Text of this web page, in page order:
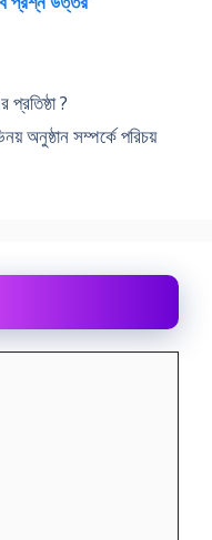
প্রতিষ্ঠা ?
অনুষ্ঠান সম্পর্কে পরিচয়